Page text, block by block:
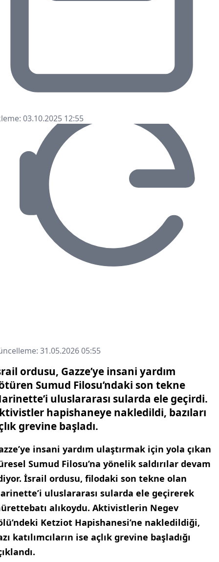
03.10.2025 12:55
31.05.2026 05:55
ordusu, Gazze’ye insani yardım
Sumud Filosu’ndaki son tekne
uluslararası sularda ele geçirdi.
hapishaneye nakledildi, bazıları
grevine başladı.
insani yardım ulaştırmak için yola çıkan
Sumud Filosu’na yönelik saldırılar devam
İsrail ordusu, filodaki son tekne olan
uluslararası sularda ele geçirerek
alıkoydu. Aktivistlerin Negev
Ketziot Hapishanesi’ne nakledildiği,
katılımcıların ise açlık grevine başladığı